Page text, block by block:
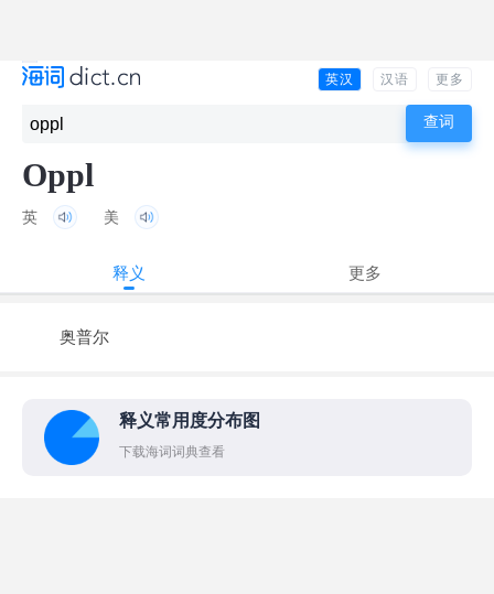
英汉 汉语 更多
Oppl
英 美
释义 更多
奥普尔
释义常用度分布图
下载海词词典查看